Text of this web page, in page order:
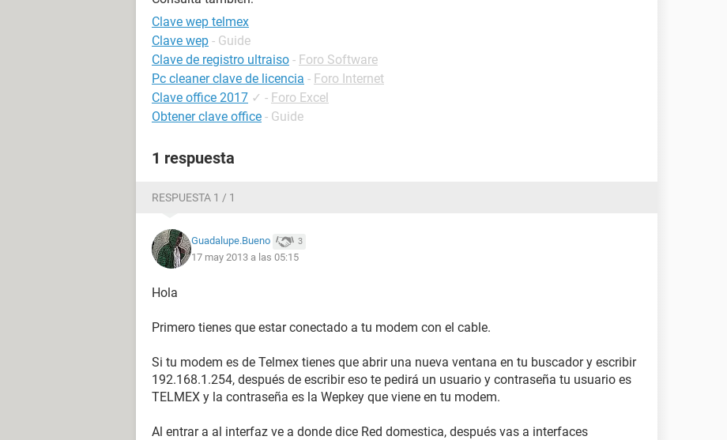
Clave wep telmex
Clave wep - Guide
Clave de registro ultraiso - Foro Software
Pc cleaner clave de licencia - Foro Internet
Clave office 2017 ✓ - Foro Excel
Obtener clave office - Guide
1 respuesta
RESPUESTA 1 / 1
Guadalupe.Bueno 3
17 may 2013 a las 05:15
Hola
Primero tienes que estar conectado a tu modem con el cable.
Si tu modem es de Telmex tienes que abrir una nueva ventana en tu buscador y escribir
192.168.1.254, después de escribir eso te pedirá un usuario y contraseña tu usuario es
TELMEX y la contraseña es la Wepkey que viene en tu modem.
Al entrar a al interfaz ve a donde dice Red domestica, después vas a interfaces